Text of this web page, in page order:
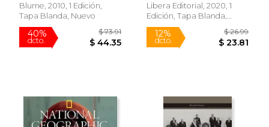
15%
dcto. $ 59.50
15%
dcto.
Blume, 2010, 1 Edición,
Tapa Blanda, Nuevo
Libera Editorial, 2020, 1
Edición, Tapa Blanda,
Nuevo